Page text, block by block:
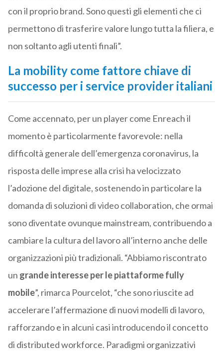
con il proprio brand. Sono questi gli elementi che ci
permettono di trasferire valore lungo tutta la filiera, e
non soltanto agli utenti finali”.
La mobility come fattore chiave di
successo per i service provider italiani
Come accennato, per un player come Enreach il
momento è particolarmente favorevole: nella
difficoltà generale dell’emergenza coronavirus, la
risposta delle imprese alla crisi ha velocizzato
l’adozione del digitale, sostenendo in particolare la
domanda di soluzioni di video collaboration, che ormai
sono diventate ovunque mainstream, contribuendo a
cambiare la cultura del lavoro all’interno anche delle
organizzazioni più tradizionali. “Abbiamo riscontrato
un grande interesse per le piattaforme fully
mobile”, rimarca Pourcelot, “che sono riuscite ad
accelerare l’affermazione di nuovi modelli di lavoro,
rafforzando e in alcuni casi introducendo il concetto
di distributed workforce. Paradigmi organizzativi